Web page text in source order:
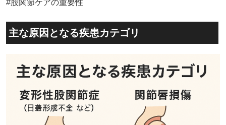
#股関節ケアの重要性
主な原因となる疾患カテゴリ